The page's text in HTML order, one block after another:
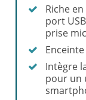
Riche
port
prise
Intègre
pour un